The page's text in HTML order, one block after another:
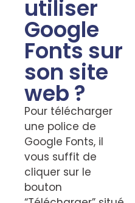
utiliser
Google
Fonts sur
son site
web ?
Pour télécharger
une police de
Google Fonts, il
vous suffit de
cliquer sur le
bouton